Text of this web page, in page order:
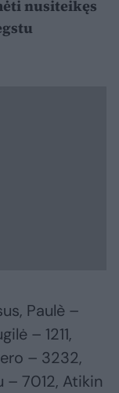
nusiteikęs
Paulè –
– 1211,
– 3232,
– 7012, Atikin